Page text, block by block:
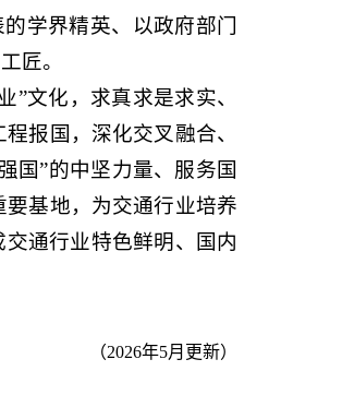
学界精英、以政府部门
匠。
”文化，求真求是求实、
报国，深化交叉融合、
国”的中坚力量、服务国
基地，为交通行业培养
通行业特色鲜明、国内
（2026年5月更新）